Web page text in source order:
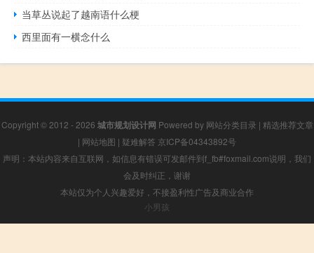
当草丛说起了越南语什么梗
西里面有一横念什么
Copyright © 2012 - 2026 城市规划设计网 Powered by 网站分类目录 | 精选推荐文章
| 网站地图 | 疑难解答 京ICP备04343892号
声明：本站内容来自互联网，如信息有错误可发邮件到f_fb#foxmail.com说明，我们
会及时纠正，谢谢
本站仅为个人兴趣爱好，不接盈利性广告及商业合作
小男孩